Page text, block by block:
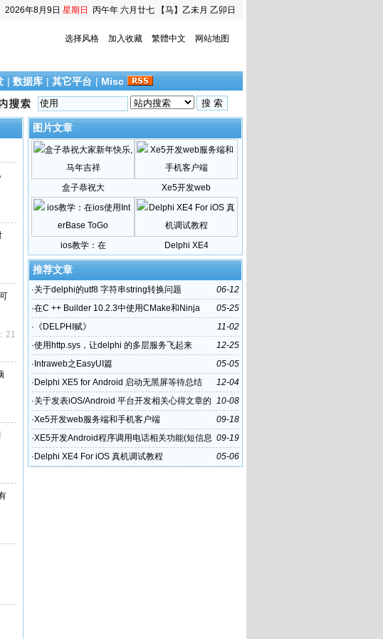
2026年8月9日 星期日 丙午年 六月廿七 【马】乙未月 乙卯日
选择风格 加入收藏 繁體中文 网站地图
| 数据库 | 其它平台 | Misc
21
图片文章
盒子恭祝大 Xe5开发web
ios教学：在 Delphi XE4
推荐文章
06-12
·关于delphi的utf8 字符串string转换问题
05-25
·在C ++ Builder 10.2.3中使用CMake和Ninja
11-02
· 《DELPHI赋》
12-25
·使用http.sys，让delphi 的多层服务飞起来
05-05
· Intraweb之EasyUI篇
12-04
· Delphi XE5 for Android 启动无黑屏等待总结
10-08
·关于发表iOS/Android 平台开发相关心得文章的
奖励政策
09-18
·Xe5开发web服务端和手机客户端
09-19
·XE5开发Android程序调用电话相关功能(短信息
和电话)
05-06
· Delphi XE4 For iOS 真机调试教程